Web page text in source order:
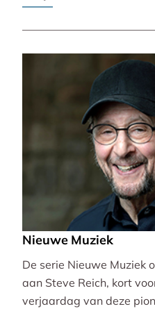
Nieuwe Muziek
De serie Nieuwe Muziek
aan Steve Reich, kort
verjaardag van deze